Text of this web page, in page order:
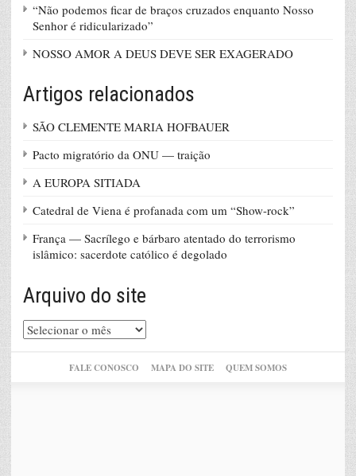
“Não podemos ficar de braços cruzados enquanto Nosso
Senhor é ridicularizado”
NOSSO AMOR A DEUS DEVE SER EXAGERADO
Artigos relacionados
SÃO CLEMENTE MARIA HOFBAUER
Pacto migratório da ONU — traição
A EUROPA SITIADA
Catedral de Viena é profanada com um “Show-rock”
França — Sacrílego e bárbaro atentado do terrorismo
islâmico: sacerdote católico é degolado
Arquivo do site
Arquivo
do
FALE CONOSCO MAPA DO SITE QUEM SOMOS